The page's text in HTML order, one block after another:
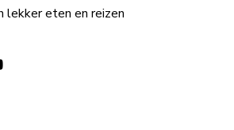
lekker eten en reizen